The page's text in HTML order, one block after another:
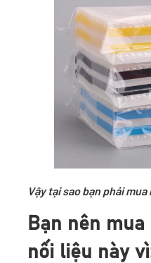
Vậy tại sao bạn phải
Bạn nên
nối liệu này